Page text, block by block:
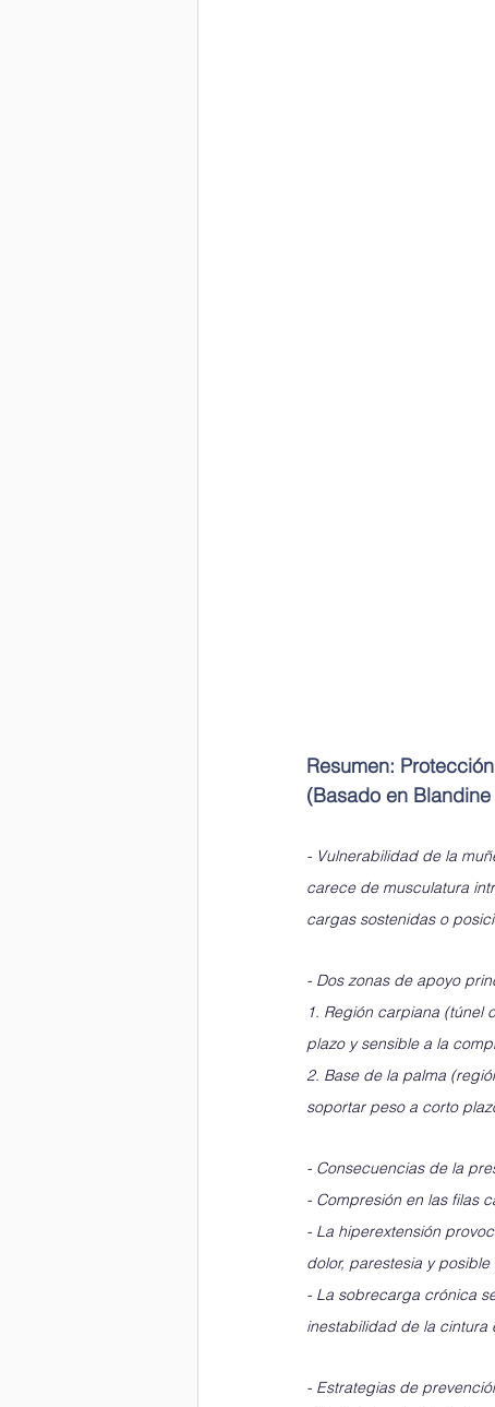
Resumen:
(Basado en
- Vulnerabilidad de la
carece de musculatura
cargas sostenidas o
- Dos zonas de apoyo
1. Región carpiana (túnel
plazo y sensible a la
2. Base de la palma
soportar peso a corto
- Consecuencias de la
- Compresión en las filas
- La hiperextensión
dolor, parestesia y
- La sobrecarga crónica
inestabilidad de la cintura
- Estrategias de